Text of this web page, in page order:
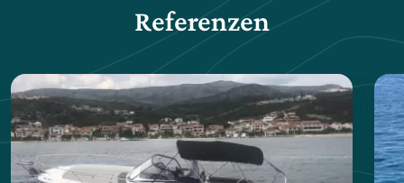
Referenzen